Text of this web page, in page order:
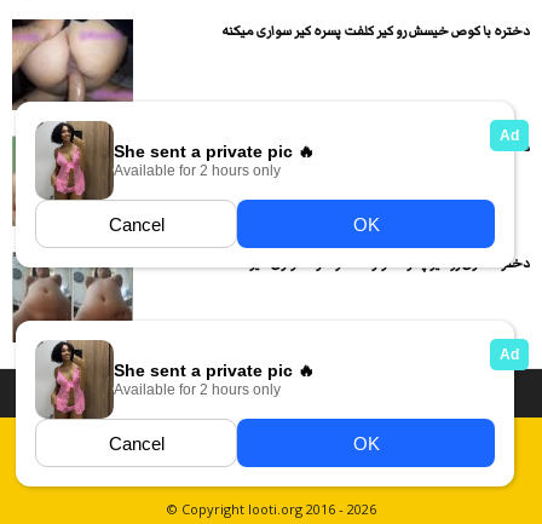
دختره با کوص خیسش رو کیر کلفت پسره کیر سواری میکنه
دختره لخت شده اندامش رو نشون میده و بدن نمایی میکنه
دختر حشری رو کیر پسره سوار شده و داره سواری میره
دسته بندی فیلم های سکسی
داستان سکسی ایرانی
عکس سکسی ایرانی
فیلم های سکسی زهرا قوانین
Report Abuse
© Copyright looti.org 2016 - 2026